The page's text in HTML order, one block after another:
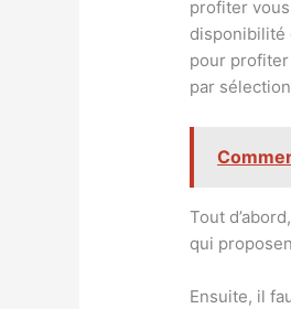
profiter
disponibilité
pour profiter
par
Tout
qui
Ensuite, il